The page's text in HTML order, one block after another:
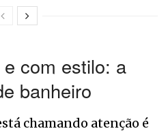
com estilo: a
banheiro
chamando atenção é